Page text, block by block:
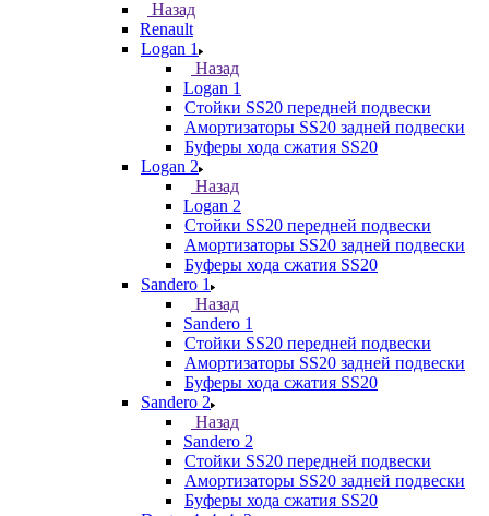
Назад
Renault
Logan 1
Назад
Logan 1
Стойки SS20 передней подвески
Амортизаторы SS20 задней подвески
Буферы хода сжатия SS20
Logan 2
Назад
Logan 2
Стойки SS20 передней подвески
Амортизаторы SS20 задней подвески
Буферы хода сжатия SS20
Sandero 1
Назад
Sandero 1
Стойки SS20 передней подвески
Амортизаторы SS20 задней подвески
Буферы хода сжатия SS20
Sandero 2
Назад
Sandero 2
Стойки SS20 передней подвески
Амортизаторы SS20 задней подвески
Буферы хода сжатия SS20